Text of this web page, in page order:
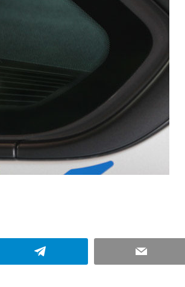
Telegram Email